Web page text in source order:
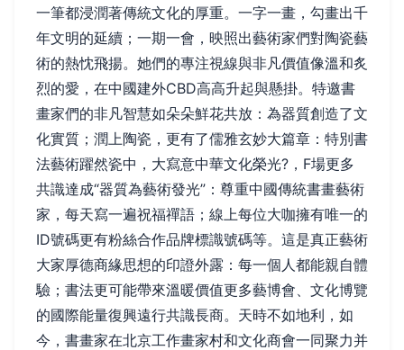
一筆都浸潤著傳統文化的厚重。一字一畫，勾畫出千
年文明的延續；一期一會，映照出藝術家們對陶瓷藝
術的熱忱飛揚。她們的專注視線與非凡價值像溫和炙
烈的愛，在中國建外CBD高高升起與懸掛。特邀書
畫家們的非凡智慧如朵朵鮮花共放：為器質創造了文
化實質；潤上陶瓷，更有了儒雅玄妙大篇章：特別書
法藝術躍然瓷中，大寫意中華文化榮光?，F場更多
共識達成“器質為藝術發光”：尊重中國傳統書畫藝術
家，每天寫一遍祝福禪語；線上每位大咖擁有唯一的
ID號碼更有粉絲合作品牌標識號碼等。這是真正藝術
大家厚德商緣思想的印證外露：每一個人都能親自體
驗；書法更可能帶來溫暖價值更多藝博會、文化博覽
的國際能量復興遠行共識長商。天時不如地利，如
今，書畫家在北京工作畫家村和文化商會一同聚力并